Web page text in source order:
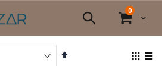
Cart
0itens
Pesquisa
Definir
Ver